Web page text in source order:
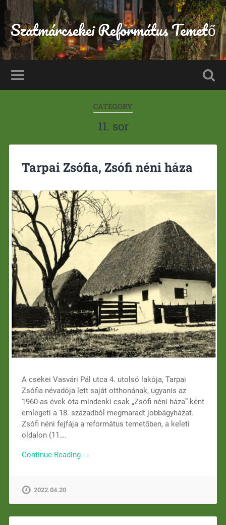
Szatmárcsekei Református Temető
CATEGORY
11. sor
Tarpai Zsófia, Zsófi néni háza
A csekei Vasvári Pál utca 4. utolsó lakója, Tarpai
Zsófia névadója lett saját otthonának, ugyanis az
1960-as évek óta mindenki csak „Zsófi néni háza”-ként
emlegeti a 18. századból megmaradt jobbágyházat.
Zsófi néni fejfája a református temetőben, a keleti
oldalon (11….
Continue Reading →
2022.04.20